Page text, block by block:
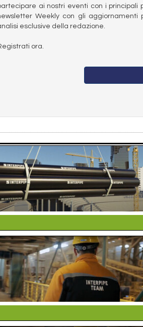
ai nostri eventi con i principali
Weekly con gli
esclusive della redazione.
ora.